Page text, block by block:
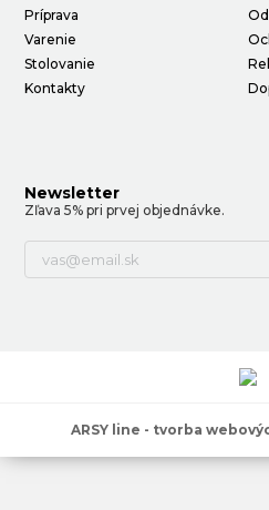
Príprava
Varenie
Stolovanie
Kontakty
Newsletter
Zľava 5% pri prvej objednávke.
ARSY line - tvorba